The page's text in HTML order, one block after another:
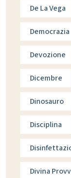
De La Vega
Democrazia
Devozione
Dicembre
Dinosauro
Disciplina
Divina